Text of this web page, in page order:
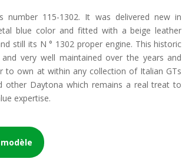
number 115-1302. It was delivered new in
blue color and fitted with a beige leather
still its N ° 1302 proper engine. This historic
very well maintained over the years and
to own at within any collection of Italian GTs
other Daytona which remains a real treat to
expertise.